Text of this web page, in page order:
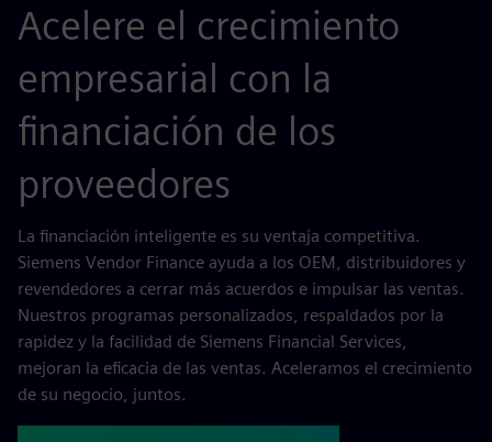
Acelere el crecimiento
empresarial con la
financiación de los
proveedores
La financiación inteligente es su ventaja competitiva.
Siemens Vendor Finance ayuda a los OEM, distribuidores y
revendedores a cerrar más acuerdos e impulsar las ventas.
Nuestros programas personalizados, respaldados por la
rapidez y la facilidad de Siemens Financial Services,
mejoran la eficacia de las ventas. Aceleramos el crecimiento
de su negocio, juntos.